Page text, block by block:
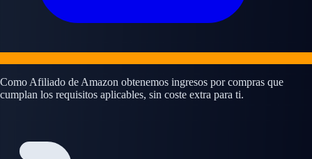
Como Afiliado de Amazon obtenemos ingresos por compras que
cumplan los requisitos aplicables, sin coste extra para ti.